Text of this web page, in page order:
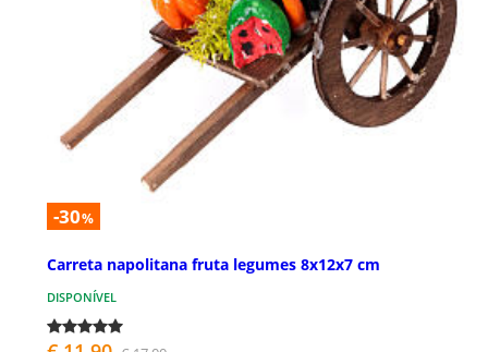
-30%
Carreta napolitana fruta legumes 8x12x7 cm
DISPONÍVEL